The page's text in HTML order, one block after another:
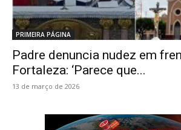
PRIMEIRA PÁGINA
Padre denuncia nudez em
Fortaleza: ‘Parece que...
13 de março de 2026